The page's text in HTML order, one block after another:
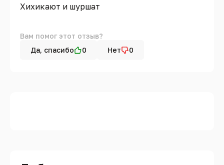
Хихикают и шуршат
Вам помог этот отзыв?
Да, спасибо
0 Нет 0